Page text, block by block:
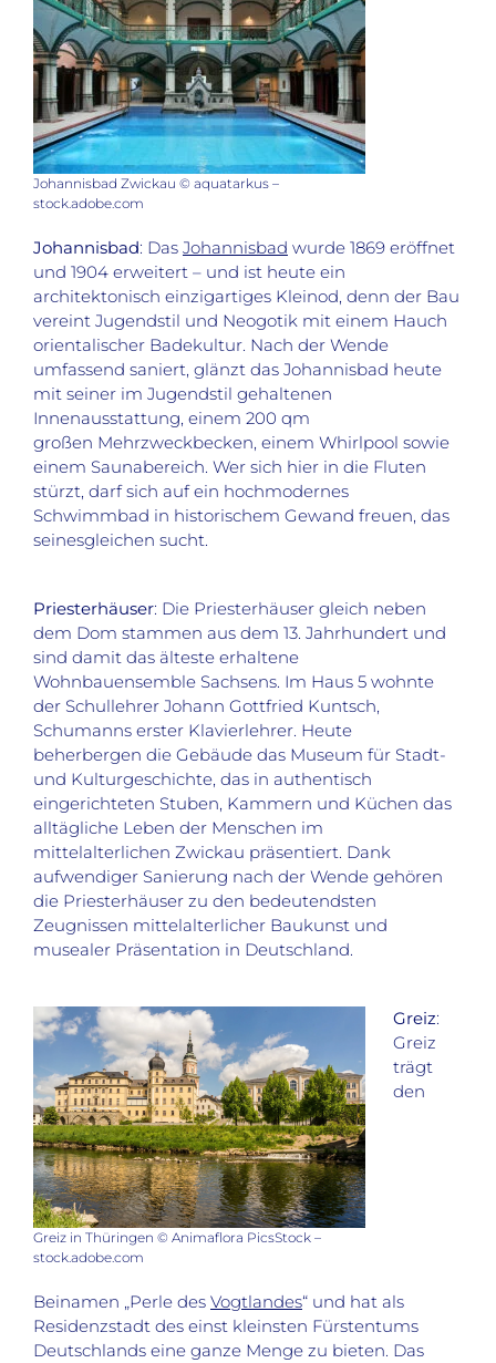
Johannisbad Zwickau © aquatarkus –
stock.adobe.com
Johannisbad: Das Johannisbad wurde 1869 eröffnet
und 1904 erweitert – und ist heute ein
architektonisch einzigartiges Kleinod, denn der Bau
vereint Jugendstil und Neogotik mit einem Hauch
orientalischer Badekultur. Nach der Wende
umfassend saniert, glänzt das Johannisbad heute
mit seiner im Jugendstil gehaltenen
Innenausstattung, einem 200 qm
großen Mehrzweckbecken, einem Whirlpool sowie
einem Saunabereich. Wer sich hier in die Fluten
stürzt, darf sich auf ein hochmodernes
Schwimmbad in historischem Gewand freuen, das
seinesgleichen sucht.
Priesterhäuser: Die Priesterhäuser gleich neben
dem Dom stammen aus dem 13. Jahrhundert und
sind damit das älteste erhaltene
Wohnbauensemble Sachsens. Im Haus 5 wohnte
der Schullehrer Johann Gottfried Kuntsch,
Schumanns erster Klavierlehrer. Heute
beherbergen die Gebäude das Museum für Stadt-
und Kulturgeschichte, das in authentisch
eingerichteten Stuben, Kammern und Küchen das
alltägliche Leben der Menschen im
mittelalterlichen Zwickau präsentiert. Dank
aufwendiger Sanierung nach der Wende gehören
die Priesterhäuser zu den bedeutendsten
Zeugnissen mittelalterlicher Baukunst und
musealer Präsentation in Deutschland.
Greiz in Thüringen © Animaflora PicsStock –
stock.adobe.com
Greiz:
Greiz
trägt
den
Beinamen „Perle des Vogtlandes“ und hat als
Residenzstadt des einst kleinsten Fürstentums
Deutschlands eine ganze Menge zu bieten. Das